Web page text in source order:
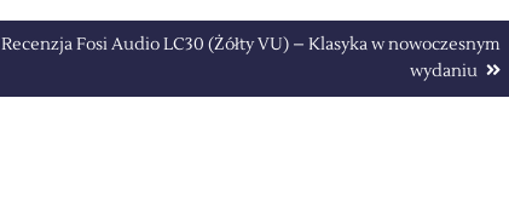
Recenzja Fosi Audio LC30 (Żółty VU) – Klasyka w nowoczesnym
wydaniu